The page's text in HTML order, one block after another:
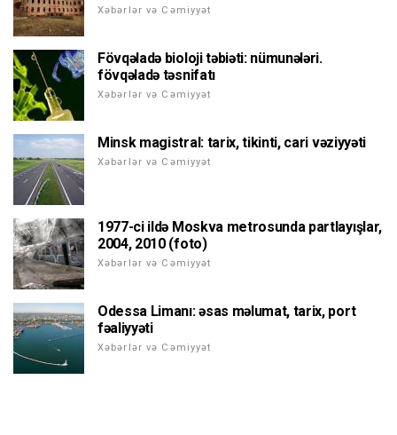
Xəbərlər və Cəmiyyət
Fövqəladə bioloji təbiəti: nümunələri.
fövqəladə təsnifatı
Xəbərlər və Cəmiyyət
Minsk magistral: tarix, tikinti, cari vəziyyəti
Xəbərlər və Cəmiyyət
1977-ci ildə Moskva metrosunda partlayışlar,
2004, 2010 (foto)
Xəbərlər və Cəmiyyət
Odessa Limanı: əsas məlumat, tarix, port
fəaliyyəti
Xəbərlər və Cəmiyyət